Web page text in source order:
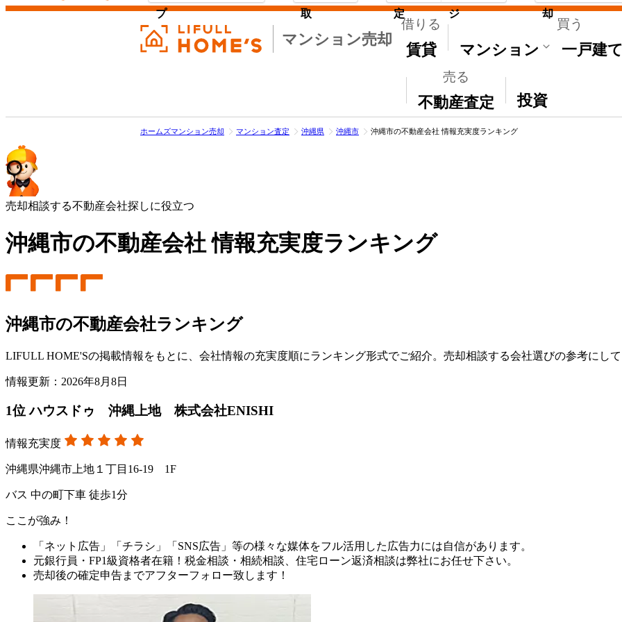
マンション売却
借りる
賃貸
買う
マンション 一戸建
売る
不動産査定
その他
投資
プ 取 定 ジ 却
ホームズマンション売却 マンション査定 沖縄県 沖縄市 沖縄市の不動産会社 情報充実度ランキング
売却相談する不動産会社探しに役立つ
沖縄市の不動産会社 情報充実度ランキング
沖縄市の不動産会社ランキング
LIFULL HOME'Sの掲載情報をもとに、会社情報の充実度順にランキング形式でご紹介。売却相談する会社選びの参考にして
情報更新：2026年8月8日
1位ハウスドゥ 沖縄上地 株式会社ENISHI
情報充実度
沖縄県沖縄市上地１丁目16-19 1F
バス 中の町下車 徒歩1分
ここが強み！
「ネット広告」「チラシ」「SNS広告」等の様々な媒体をフル活用した広告力には自信があります。
元銀行員・FP1級資格者在籍！税金相談・相続相談、住宅ローン返済相談は弊社にお任せ下さい。
売却後の確定申告までアフターフォロー致します！